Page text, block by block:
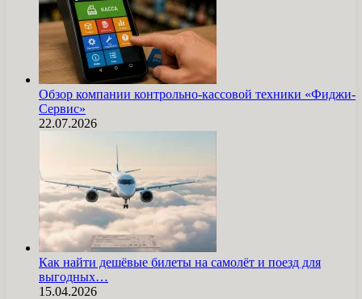
Обзор компании контрольно-кассовой техники «Фиджи-
Сервис»
22.07.2026
Как найти дешёвые билеты на самолёт и поезд для
выгодных…
15.04.2026